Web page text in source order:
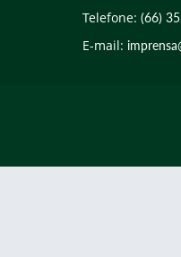
Telefone: (66)
E-mail: